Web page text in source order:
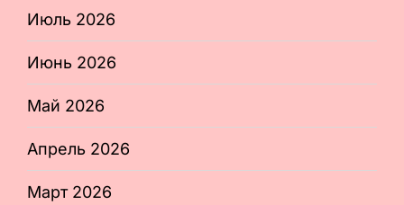
Июль 2026
Июнь 2026
Май 2026
Апрель 2026
Март 2026